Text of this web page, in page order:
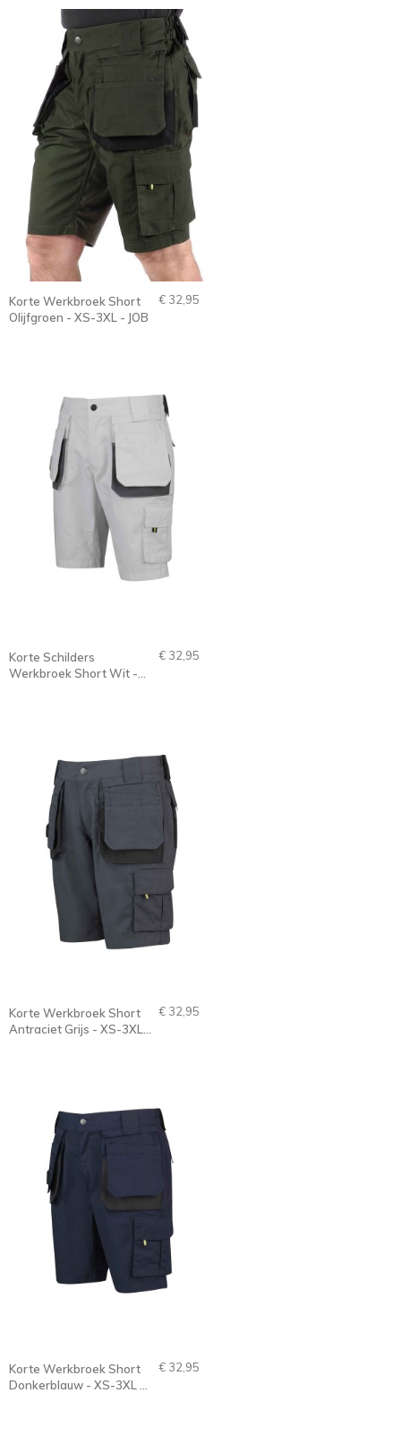
Korte Werkbroek Short
Olijfgroen - XS-3XL - JOB
€ 32,95
Korte Schilders
Werkbroek Short Wit -
€ 32,95
Korte Werkbroek Short
Antraciet Grijs - XS-3XL -
€ 32,95
Korte Werkbroek Short
Donkerblauw - XS-3XL -
€ 32,95